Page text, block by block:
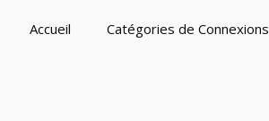
Accueil Catégories de Connexions